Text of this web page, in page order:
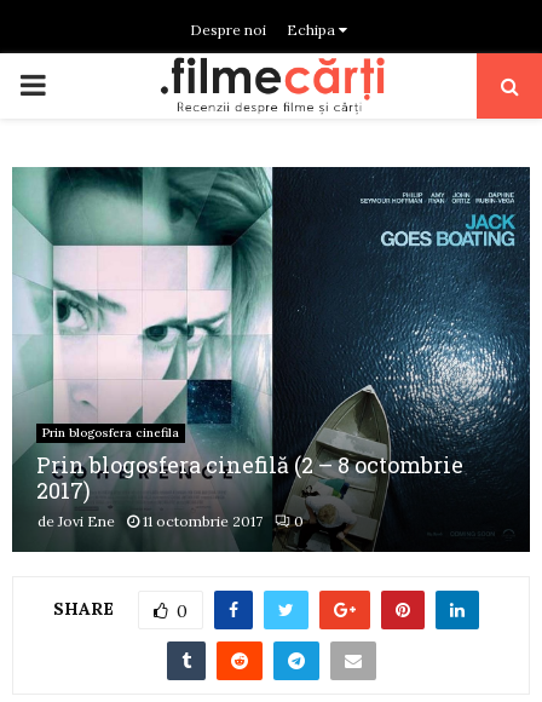
Despre noi Echipa
PRIMARY
Prin blogosfera cinefila
Prin blogosfera cinefilă (2 – 8 octombrie
2017)
deJovi Ene 11 octombrie 2017 0
SHARE 0